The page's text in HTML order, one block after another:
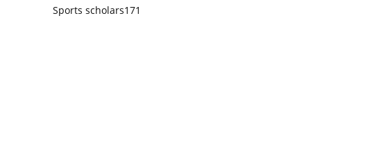
Sports scholars171